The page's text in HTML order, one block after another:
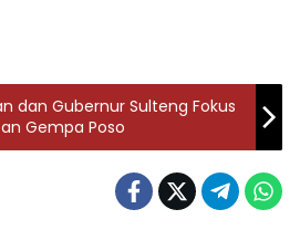
dan Gubernur Sulteng Fokus
Gempa Poso